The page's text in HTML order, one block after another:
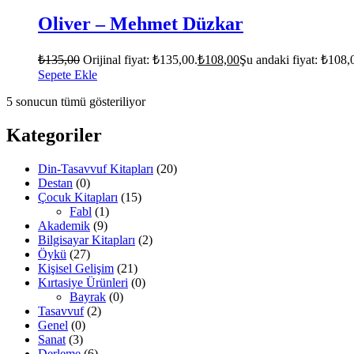
Oliver – Mehmet Düzkar
₺135,00 Orijinal fiyat: ₺135,00.₺108,00Şu andaki fiyat:
Sepete Ekle
5 sonucun tümü gösteriliyor
Kategoriler
Din-Tasavvuf Kitapları (20)
Destan (0)
Çocuk Kitapları (15)
Fabl (1)
Akademik (9)
Bilgisayar Kitapları (2)
Öykü (27)
Kişisel Gelişim (21)
Kırtasiye Ürünleri (0)
Bayrak (0)
Tasavvuf (2)
Genel (0)
Sanat (3)